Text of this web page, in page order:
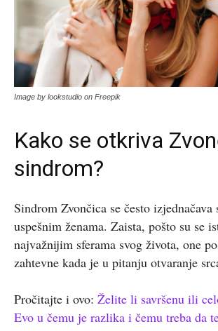
Image by lookstudio on Freepik
Kako se otkriva
sindrom?
Sindrom Zvončica se često izjednačava
uspešnim ženama. Zaista, pošto su se
najvažnijim sferama svog života, one
zahtevne kada je u pitanju otvaranje
Pročitajte i ovo: Želite li savršenu ili
Evo u čemu je razlika i čemu treba da